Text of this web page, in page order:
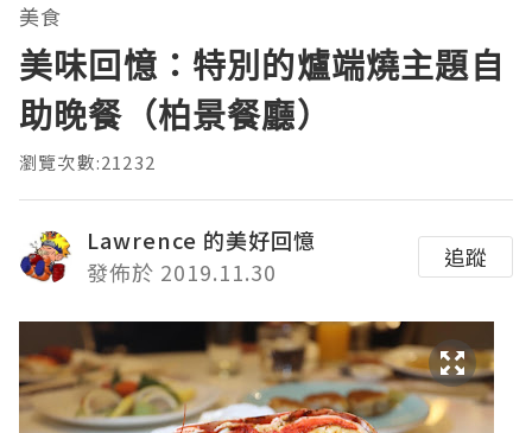
美食
美味回憶：特別的爐端燒主題自
助晚餐（柏景餐廳）
瀏覽次數:21232
Lawrence 的美好回憶
發佈於 2019.11.30
追蹤